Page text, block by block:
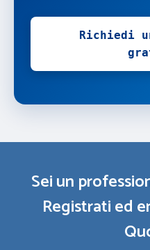
Richiedi
Sei un
Registrati ed